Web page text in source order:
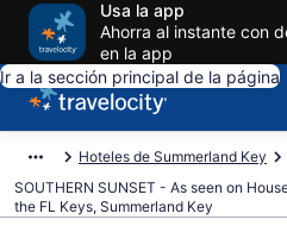
Usa la app
Ahorra al instante con
en la app
Ir a la sección principal de la página
Hoteles de Summerland Key
SOUTHERN SUNSET - As seen on
the FL Keys, Summerland Key